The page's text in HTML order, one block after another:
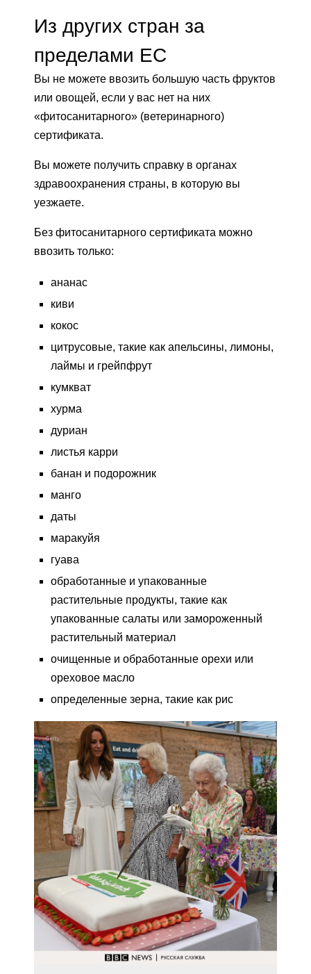
Из других стран за
пределами ЕС
Вы не можете ввозить большую часть фруктов
или овощей, если у вас нет на них
«фитосанитарного» (ветеринарного)
сертификата.
Вы можете получить справку в органах
здравоохранения страны, в которую вы
уезжаете.
Без фитосанитарного сертификата можно
ввозить только:
ананас
киви
кокос
цитрусовые, такие как апельсины, лимоны,
лаймы и грейпфрут
кумкват
хурма
дуриан
листья карри
банан и подорожник
манго
даты
маракуйя
гуава
обработанные и упакованные
растительные продукты, такие как
упакованные салаты или замороженный
растительный материал
очищенные и обработанные орехи или
ореховое масло
определенные зерна, такие как рис